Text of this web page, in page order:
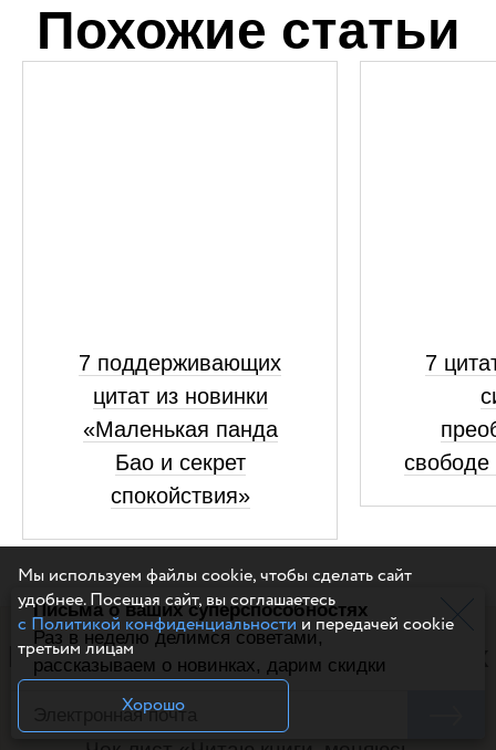
Письма о ваших суперспособностях
Раз в неделю делимся советами,
рассказываем о новинках, дарим скидки
Похожие статьи
7 поддерживающих
цитат из новинки
«Маленькая панда
Бао и секрет
спокойствия»
7
свободе
Полезное чтение на выходных
Читаем блог за вас :-) Выбираем 5 самых
ценных статей и присылаем раз в две недели.
Мы используем файлы cookie, чтобы сделать сайт
удобнее. Посещая сайт, вы соглашаетесь
с Политикой конфиденциальностии передачей cookie
третьим лицам
Хорошо